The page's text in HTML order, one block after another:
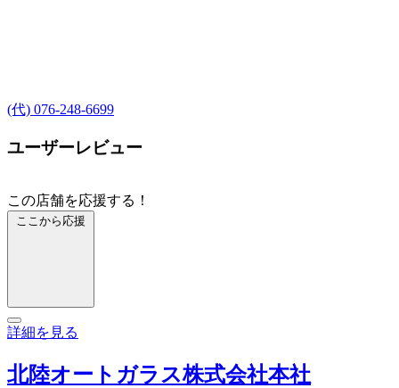
(代) 076-248-6699
ユーザーレビュー
この店舗を応援する！
ここから応援
詳細を見る
北陸オートガラス株式会社本社